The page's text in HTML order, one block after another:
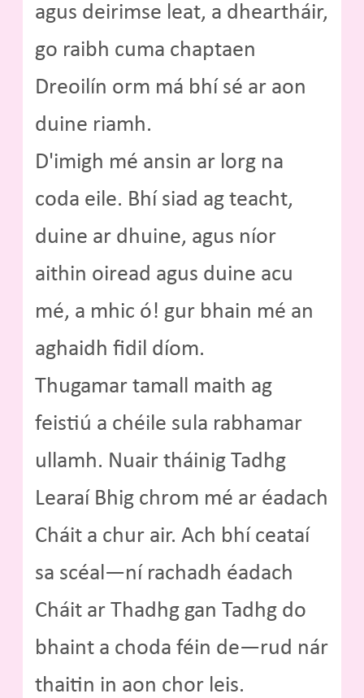
agus deirimse leat, a dheartháir,
go raibh cuma chaptaen
Dreoilín orm má bhí sé ar aon
duine riamh.
D'imigh mé ansin ar lorg na
coda eile. Bhí siad ag teacht,
duine ar dhuine, agus níor
aithin oiread agus duine acu
mé, a mhic ó! gur bhain mé an
aghaidh fidil díom.
Thugamar tamall maith ag
feistiú a chéile sula rabhamar
ullamh. Nuair tháinig Tadhg
Learaí Bhig chrom mé ar éadach
Cháit a chur air. Ach bhí ceataí
sa scéal—ní rachadh éadach
Cháit ar Thadhg gan Tadhg do
bhaint a choda féin de—rud nár
thaitin in aon chor leis.